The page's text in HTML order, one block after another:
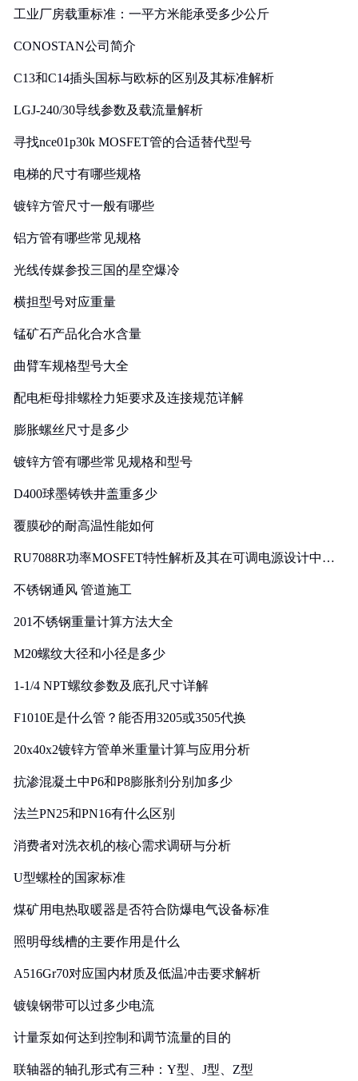
工业厂房载重标准：一平方米能承受多少公斤
CONOSTAN公司简介
C13和C14插头国标与欧标的区别及其标准解析
LGJ-240/30导线参数及载流量解析
寻找nce01p30k MOSFET管的合适替代型号
电梯的尺寸有哪些规格
镀锌方管尺寸一般有哪些
铝方管有哪些常见规格
光线传媒参投三国的星空爆冷
横担型号对应重量
锰矿石产品化合水含量
曲臂车规格型号大全
配电柜母排螺栓力矩要求及连接规范详解
膨胀螺丝尺寸是多少
镀锌方管有哪些常见规格和型号
D400球墨铸铁井盖重多少
覆膜砂的耐高温性能如何
RU7088R功率MOSFET特性解析及其在可调电源设计中的
不锈钢通风 管道施工
201不锈钢重量计算方法大全
M20螺纹大径和小径是多少
1-1/4 NPT螺纹参数及底孔尺寸详解
F1010E是什么管？能否用3205或3505代换
20x40x2镀锌方管单米重量计算与应用分析
抗渗混凝土中P6和P8膨胀剂分别加多少
法兰PN25和PN16有什么区别
消费者对洗衣机的核心需求调研与分析
U型螺栓的国家标准
煤矿用电热取暖器是否符合防爆电气设备标准
照明母线槽的主要作用是什么
A516Gr70对应国内材质及低温冲击要求解析
镀镍钢带可以过多少电流
计量泵如何达到控制和调节流量的目的
联轴器的轴孔形式有三种：Y型、J型、Z型